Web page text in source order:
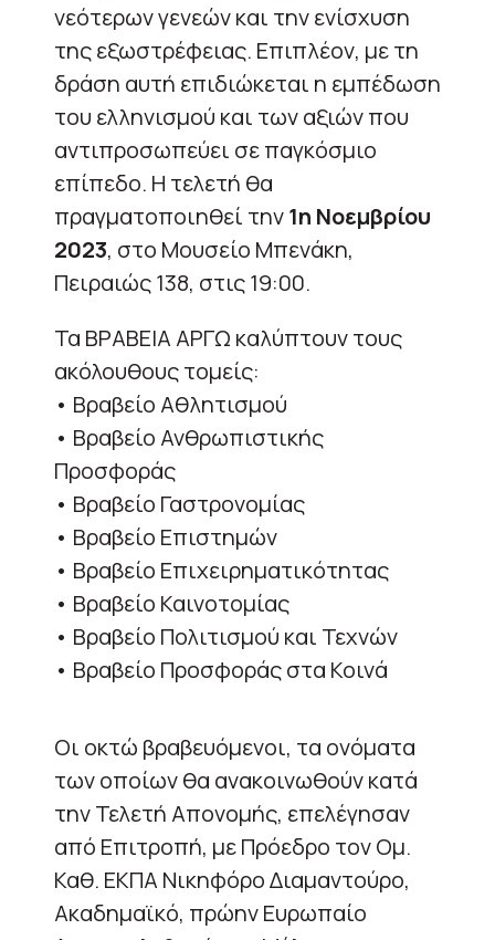
νεότερων γενεών και την ενίσχυση
της εξωστρέφειας. Επιπλέον, με τη
δράση αυτή επιδιώκεται η εμπέδωση
του ελληνισμού και των αξιών που
αντιπροσωπεύει σε παγκόσμιο
επίπεδο. Η τελετή θα
πραγματοποιηθεί την1η Νοεμβρίου
2023, στο Μουσείο Μπενάκη,
Πειραιώς 138, στις 19:00.
Τα ΒΡΑΒΕΙΑ ΑΡΓΩ καλύπτουν τους
ακόλουθους τομείς:
• Βραβείο Αθλητισμού
• Βραβείο Ανθρωπιστικής
Προσφοράς
• Βραβείο Γαστρονομίας
• Βραβείο Επιστημών
• Βραβείο Επιχειρηματικότητας
• Βραβείο Καινοτομίας
• Βραβείο Πολιτισμού και Τεχνών
• Βραβείο Προσφοράς στα Κοινά
Οι οκτώ βραβευόμενοι, τα ονόματα
των οποίων θα ανακοινωθούν κατά
την Τελετή Απονομής, επελέγησαν
από Επιτροπή, με Πρόεδρο τον Ομ.
Καθ. ΕΚΠΑ Νικηφόρο Διαμαντούρο,
Ακαδημαϊκό, πρώην Ευρωπαίο